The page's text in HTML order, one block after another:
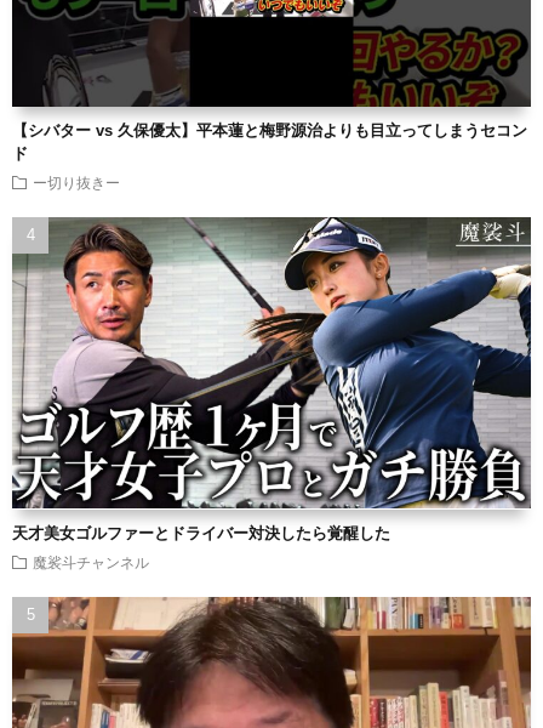
【シバター vs 久保優太】平本蓮と梅野源治よりも目立ってしまうセコン
ド
ー切り抜きー
天才美女ゴルファーとドライバー対決したら覚醒した
魔裟斗チャンネル